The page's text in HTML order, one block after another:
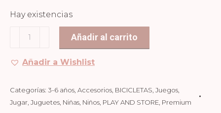
Hay existencias
+
cantidad
Añadir al carrito
Añadir a Wishlist
Categorías: 3-6 años Accesorios BICICLETAS Juegos
Jugar Juguetes Niñas Niños PLAY AND STORE Premium